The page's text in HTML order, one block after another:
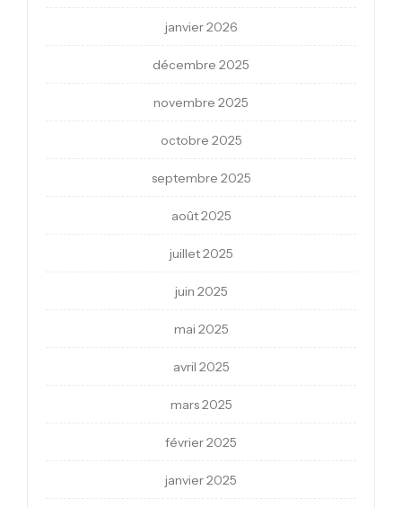
janvier 2026
décembre 2025
novembre 2025
octobre 2025
septembre 2025
août 2025
juillet 2025
juin 2025
mai 2025
avril 2025
mars 2025
février 2025
janvier 2025